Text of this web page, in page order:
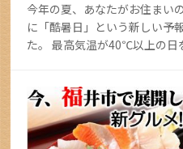
今年の夏、あなたがお住まい
に「酷暑日」という新しい予
た。 最高気温が40℃以上の日